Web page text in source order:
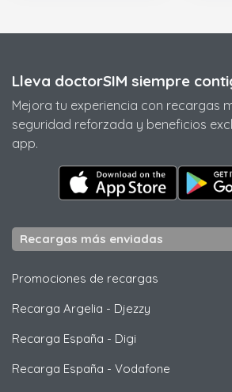
Lleva doctorSIM siempre
Mejora tu experiencia con recargas
seguridad reforzada y beneficios
app.
Recargas más enviadas
Promociones de recargas
Recarga Argelia - Djezzy
Recarga España - Digi
Recarga España - Vodafone